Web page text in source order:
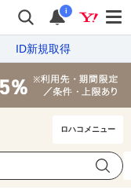
i
ID新規取得
ロハコメニュー